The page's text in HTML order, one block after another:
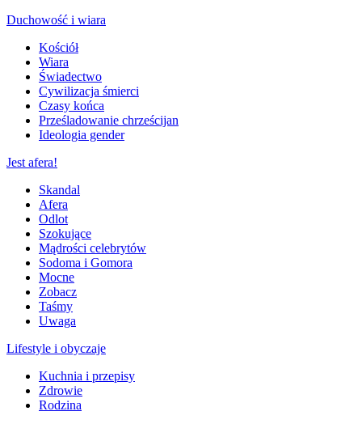
Duchowość i wiara
Kościół
Wiara
Świadectwo
Cywilizacja śmierci
Czasy końca
Prześladowanie chrześcijan
Ideologia gender
Jest afera!
Skandal
Afera
Odlot
Szokujące
Mądrości celebrytów
Sodoma i Gomora
Mocne
Zobacz
Taśmy
Uwaga
Lifestyle i obyczaje
Kuchnia i przepisy
Zdrowie
Rodzina